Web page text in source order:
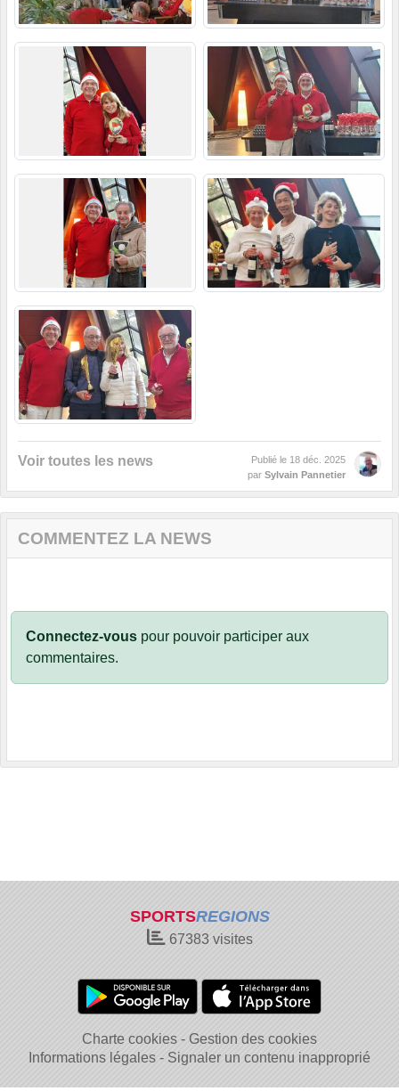
Voir toutes les news Publié le 18 déc. 2025
par Sylvain Pannetier
COMMENTEZ LA NEWS
Connectez-vous pour pouvoir participer aux
commentaires.
SPORTSREGIONS
67383visites
Charte cookies
Gestion des cookies
Informations légales
Signaler un contenu inapproprié